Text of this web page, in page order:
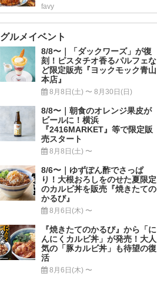
favy
グルメイベント
8/8〜｜「ダックワーズ」が復
刻！ピスタチオ香るパルフェな
ど限定販売『ヨックモック青山
本店』
8月8日(土) 〜 8月30日(日)
8/8〜｜朝食のオレンジ果皮が
ビールに！横浜
『2416MARKET』等で限定販
売スタート
8月8日(土) 〜
8/6〜｜ゆずぽん酢でさっぱ
り！大根おろしをのせた夏限定
のカルビ丼を販売『焼きたての
かるび』
8月6日(木) 〜
『焼きたてのかるび』から「に
んにくカルビ丼」が発売！大人
気の「豚カルビ丼」も待望の復
活
8月6日(木) 〜